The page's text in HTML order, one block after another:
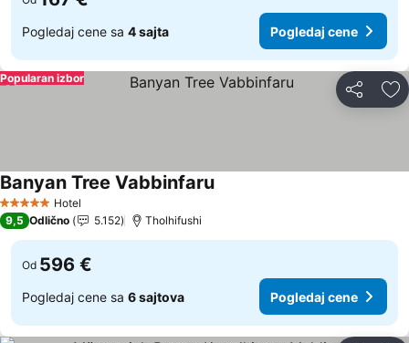
Pogledaj cene sa 4 sajta Pogledaj cene
Deli
Popularan izbor
5 ZvezdiceHotel
Banyan Tree Vabbinfaru
9,5 Odlično 5.152 Tholhifushi
Od 596 €
Pogledaj cene sa 6 sajtova Pogledaj cene